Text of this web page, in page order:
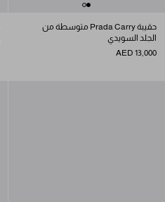
حقيبة Prada Carry متوسطة من
الجلد السويدي
AED 13,000